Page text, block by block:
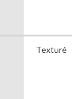
Texturé